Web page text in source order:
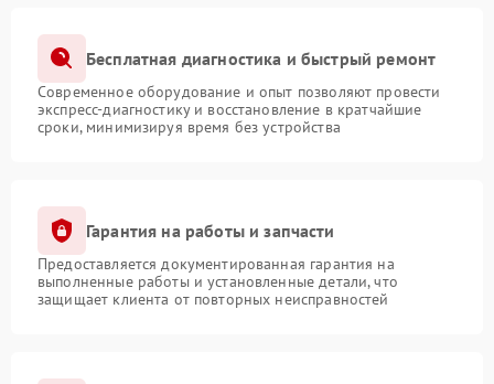
Бесплатная диагностика и быстрый ремонт
Современное оборудование и опыт позволяют провести
экспресс-диагностику и восстановление в кратчайшие
сроки, минимизируя время без устройства
Гарантия на работы и запчасти
Предоставляется документированная гарантия на
выполненные работы и установленные детали, что
защищает клиента от повторных неисправностей